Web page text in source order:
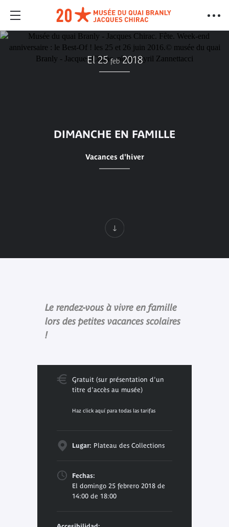
El 25feb 2018
DIMANCHE EN FAMILLE
Vacances d'hiver
Le rendez-vous à vivre en famille
lors des petites vacances scolaires
!
Gratuit (sur présentation d'un
titre d'accès au musée)
Haz click aquí para todas las tarifas
Lugar: Plateau des Collections
Fechas:
El domingo 25 febrero 2018 de
14:00 de 18:00